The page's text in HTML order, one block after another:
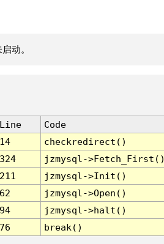
动。
Line
Code
14
checkredirect()
324
jzmysql-
211
jzmysql->Init()
62
jzmysql->Open()
94
jzmysql->halt()
76 break()